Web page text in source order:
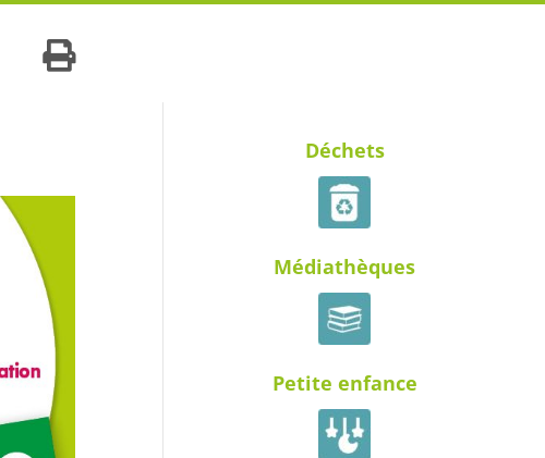
Déchets
Médiathèques
Petite enfance